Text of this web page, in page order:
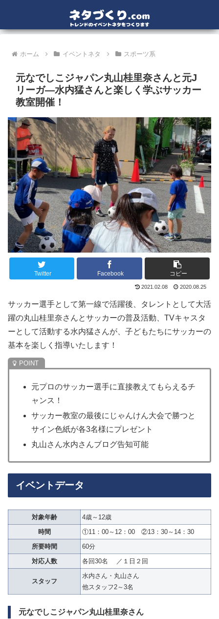
ホーム イベントネタ スポーツ系
元なでしこジャパン丸山桂里奈さんと元J
リーガ―水内猛さんと楽しく学ぶサッカー
教室開催！
Twitter Facebook コピー
2021.02.08 2020.08.25
サッカー選手として第一線で活躍後、タレントとして大活
躍の丸山桂里奈さんとサッカーの普及活動、TVキャスタ
ーとして活動する水内猛さんが、子どもたちにサッカーの
基本を楽しく指導いたします！
元プロのサッカー選手に直接教えてもらえるチ
ャンス！
サッカー教室の最後にじゃんけん大会で勝つと
サイン色紙が各3名様にプレゼント
丸山さん水内さんブログ告知可能
イベントデータ
対象年齢
4歳～12歳
時間
①11：00～12：00 ②13：30～14：30
所要時間
60分
対応人数
各回30名 ／１日２回
スタッフ
水内さん・丸山さん
他スタッフ2～3名
元なでしこジャパン丸山桂里奈さん